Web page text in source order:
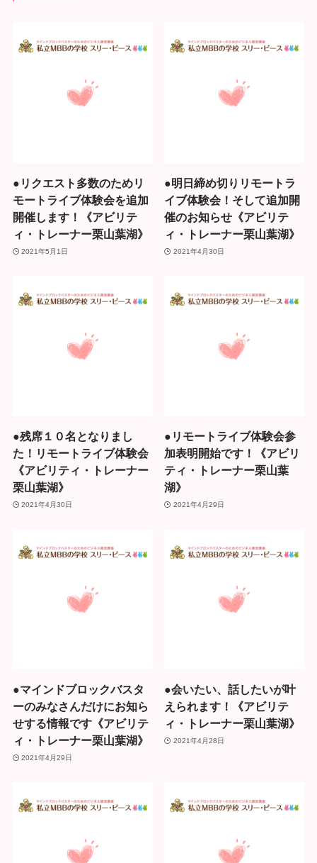
●リクエスト多数のためリ
モートライブ体験会を追加
開催します！《アビリテ
ィ・トレーナー栗山葉湖》
2021年5月1日
●明日締め切りリモートラ
イブ体験会！そして追加開
催のお知らせ《アビリテ
ィ・トレーナー栗山葉湖》
2021年4月30日
●残席１０名となりまし
た！リモートライブ体験会
《アビリティ・トレーナー
栗山葉湖》
2021年4月30日
●リモートライブ体験会参
加表明開始です！《アビリ
ティ・トレーナー栗山葉
湖》
2021年4月29日
●マインドブロックバスタ
ーのみなさんだけにお知ら
せする情報です《アビリテ
ィ・トレーナー栗山葉湖》
2021年4月29日
●会いたい、話したいが叶
えられます！《アビリテ
ィ・トレーナー栗山葉湖》
2021年4月28日